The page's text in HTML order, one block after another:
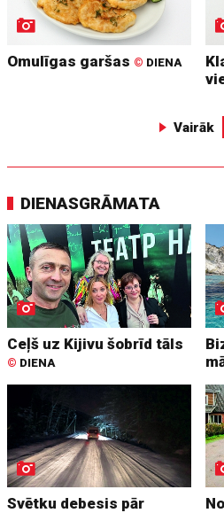
Omulīgas garšas © DIENA
Vairāk
DIENASGRĀMATA
Ceļš uz Kijivu šobrīd tāls
© DIENA
Svētku debesis pār